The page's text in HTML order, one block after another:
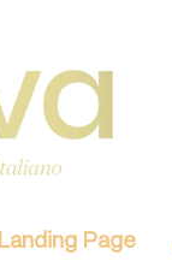
Landing Page